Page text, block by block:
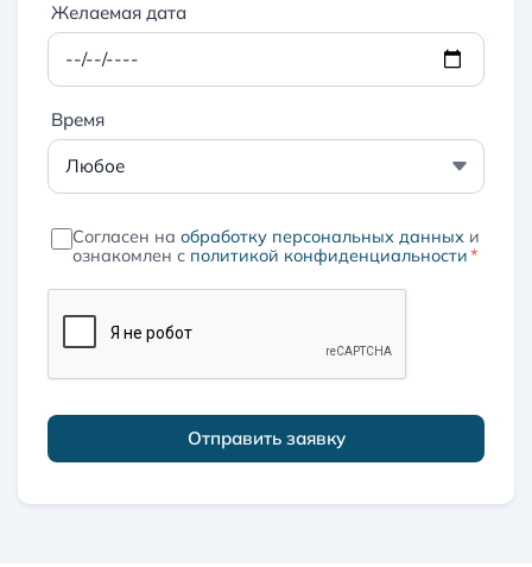
Желаемая дата
Время
Согласен на обработку персональных данных и
ознакомлен с политикой конфиденциальности*
Отправить заявку